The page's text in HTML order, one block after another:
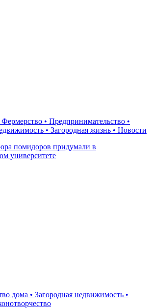
Фермерство • Предпринимательство •
• Загородная жизнь • Новости
помидоров придумали в
университете
дома • Загородная недвижимость •